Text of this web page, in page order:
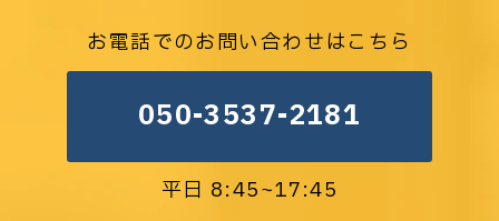
お電話でのお問い合わせはこちら
050-3537-2181
平日 8:45~17:45